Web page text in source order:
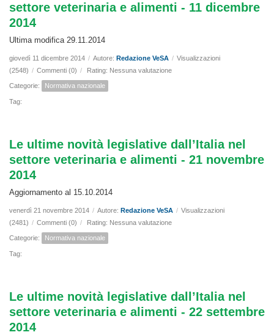
settore veterinaria e alimenti - 11 dicembre
2014
Ultima modifica 29.11.2014
giovedì 11 dicembre 2014 / Autore: Redazione VeSA / Visualizzazioni
(2548) / Commenti (0) / Rating: Nessuna valutazione
Categorie: Normativa nazionale
Tag:
Le ultime novità legislative dall’Italia nel
settore veterinaria e alimenti - 21 novembre
2014
Aggiornamento al 15.10.2014
venerdì 21 novembre 2014 / Autore: Redazione VeSA / Visualizzazioni
(2481) / Commenti (0) / Rating: Nessuna valutazione
Categorie: Normativa nazionale
Tag:
Le ultime novità legislative dall’Italia nel
settore veterinaria e alimenti - 22 settembre
2014